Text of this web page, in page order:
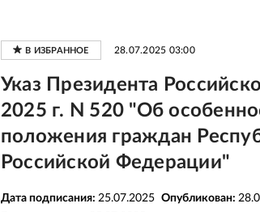
28.07.2025 03:00
Указ Президента
2025 г. N 520 "Об
положения граждан
Российской Федерации"
Дата подписания: 25.07.2025 Опубликован: